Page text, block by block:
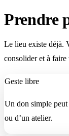
Prendre
Le lieu existe déjà.
consolider et à
Geste libre
Un don simple
ou d’un atelier.